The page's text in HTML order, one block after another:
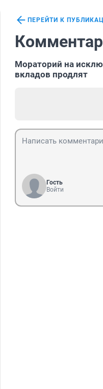
ПЕРЕЙТИ К
Мораторий на
вкладов продлят
Гость
Войти